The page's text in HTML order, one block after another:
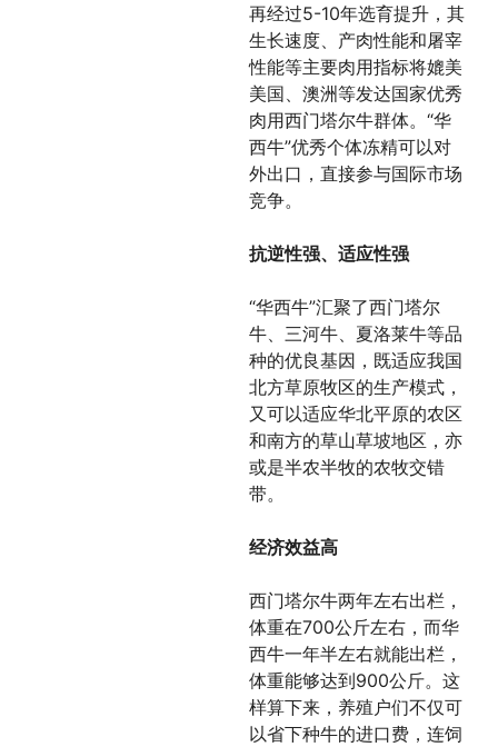
再经过5-10年选育提升，其
生长速度、产肉性能和屠宰
性能等主要肉用指标将媲美
美国、澳洲等发达国家优秀
肉用西门塔尔牛群体。“华
西牛”优秀个体冻精可以对
外出口，直接参与国际市场
竞争。
抗逆性强、适应性强
“华西牛”汇聚了西门塔尔
牛、三河牛、夏洛莱牛等品
种的优良基因，既适应我国
北方草原牧区的生产模式，
又可以适应华北平原的农区
和南方的草山草坡地区，亦
或是半农半牧的农牧交错
带。
经济效益高
西门塔尔牛两年左右出栏，
体重在700公斤左右，而华
西牛一年半左右就能出栏，
体重能够达到900公斤。这
样算下来，养殖户们不仅可
以省下种牛的进口费，连饲